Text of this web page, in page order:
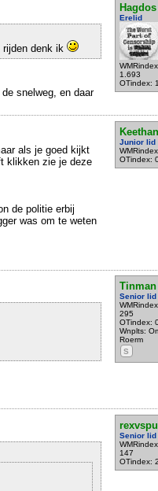
Hagdos
Erelid
1.693
OTindex:
denk ik
snelweg, en daar
Junior lid
OTindex:
als je goed kijkt
klikken zie je deze
de politie erbij
was om te weten
Tinman
Senior lid
295
OTindex:
Wnplts:
Roerm
S
Senior lid
147
OTindex: